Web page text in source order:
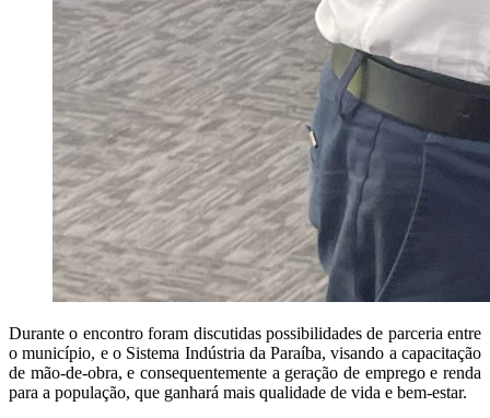
Durante o encontro foram discutidas possibilidades de parceria entre
o município, e o Sistema Indústria da Paraíba, visando a capacitação
de mão-de-obra, e consequentemente a geração de emprego e renda
para a população, que ganhará mais qualidade de vida e bem-estar.